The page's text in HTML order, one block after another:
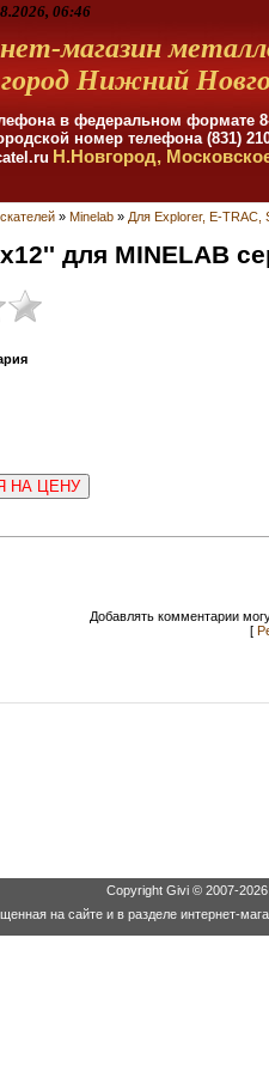
06:46
магазин
город Нижний
в федеральном формате
номер телефона (831)
Н.Новгород,
» Minelab » Для Explorer, E-TRAC,
для MINELAB
НА ЦЕНУ
Добавлять комментарии
[
Copyright Givi© 2007-2026
на сайте и в разделе интернет-